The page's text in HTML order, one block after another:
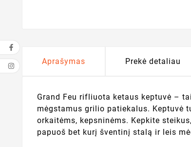
Aprašymas Prekė detaliau
Grand Feu rifliuota ketaus keptuvė –
mėgstamus grilio patiekalus. Keptuvė
orkaitėms, kepsninėms. Kepkite
papuoš bet kurį šventinį stalą ir leis